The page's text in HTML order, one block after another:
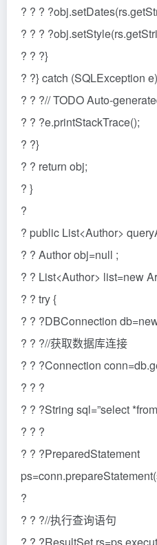
? ? ?
? ? ?
? ? ?}
? ?} catch (SQLException
? ? ?// TODO Auto-
? ? ?e.printStackTrace();
? ?}
? ? return obj;
? }
?
? public List<Author>
? ? Author obj=null ;
? ? List<Author> list=new
? ? try {
? ? ?DBConnection
? ? ?//获取数据库连接
? ? ?Connection
? ? ?
? ? ?String sql=”select
? ? ?
? ? ?PreparedStatement
?
? ? ?//执行查询语句